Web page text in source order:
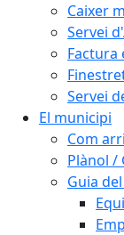
Caixer
Servei
Factura
Servei
El municipi
Com
Plànol /
Guia